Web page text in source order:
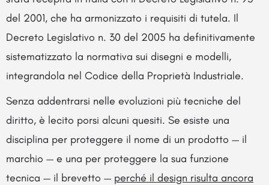
del 2001, che ha armonizzato i requisiti di tutela. Il
Decreto Legislativo n. 30 del 2005 ha definitivamente
sistematizzato la normativa sui disegni e modelli,
integrandola nel Codice della Proprietà Industriale.
Senza addentrarsi nelle evoluzioni più tecniche del
diritto, è lecito porsi alcuni quesiti. Se esiste una
disciplina per proteggere il nome di un prodotto — il
marchio — e una per proteggere la sua funzione
tecnica — il brevetto — perché il design risulta ancora